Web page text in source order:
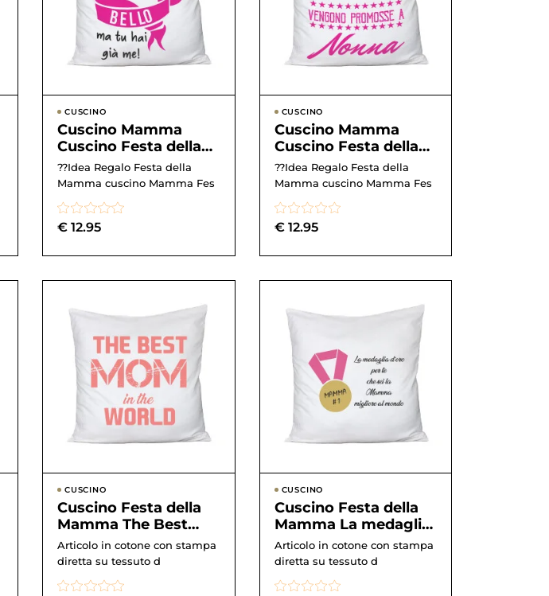
CUSCINO
Cuscino Mamma
Cuscino Festa della
Mamma Ho provato a
cercare per te il
??Idea Regalo Festa della
Mamma cuscino Mamma Fes
€ 12.95
CUSCINO
Cuscino Mamma
Cuscino Festa della
Mamma Solo le
migliori mamme
??Idea Regalo Festa della
Mamma cuscino Mamma Fes
€12.95
CUSCINO
Cuscino Festa della
Mamma The Best
Mom in the world – la
mamma miglio...
Articolo in cotone con stampa
diretta su tessuto d
CUSCINO
Cuscino Festa della
Mamma La medaglia
d’oro per te che sei la
Mamma m...
Articolo in cotone con stampa
diretta su tessuto d